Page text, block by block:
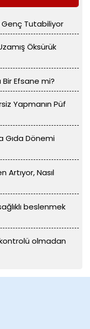
Tutabiliyor
Öksürük
Efsane mi?
Yapmanın Püf
Gıda Dönemi
Artıyor, Nasıl
beslenmek
olmadan